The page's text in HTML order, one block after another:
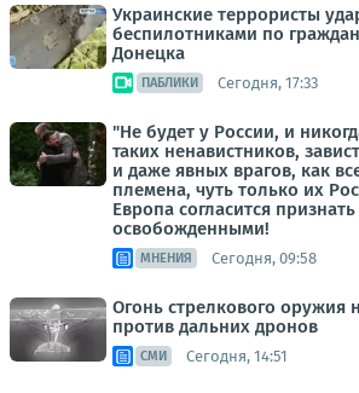
Украинские террористы
беспилотниками по
Донецка
ПАБЛИКИ Сегодня, 17:33
"Не будет у России, и
таких ненавистников,
и даже явных врагов, как
племена, чуть только их
Европа согласится
освобожденными!
МНЕНИЯ Сегодня, 09:58
Огонь стрелкового оружия
против дальних дронов
СМИ Сегодня, 14:51